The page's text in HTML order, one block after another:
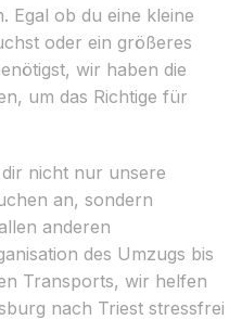
Egal ob du eine kleine
oder ein größeres
wir haben die
um das Richtige für
nicht nur unsere
an, sondern
anderen
des Umzugs bis
Transports, wir helfen
nach Triest stressfrei